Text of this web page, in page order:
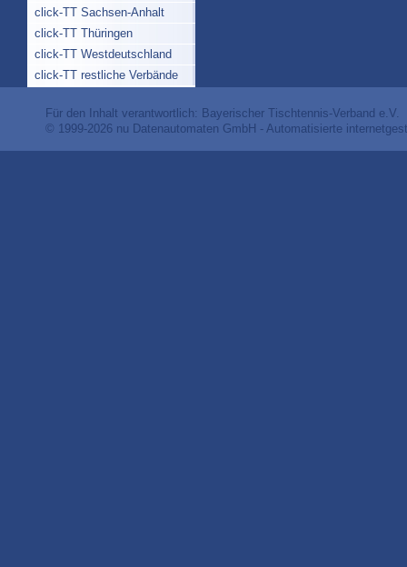
click-TT Sachsen-Anhalt
click-TT Thüringen
click-TT Westdeutschland
click-TT restliche Verbände
Für den Inhalt verantwortlich: Bayerischer Tischtennis-Verband e.V.
© 1999-2026 nu Datenautomaten GmbH - Automatisierte